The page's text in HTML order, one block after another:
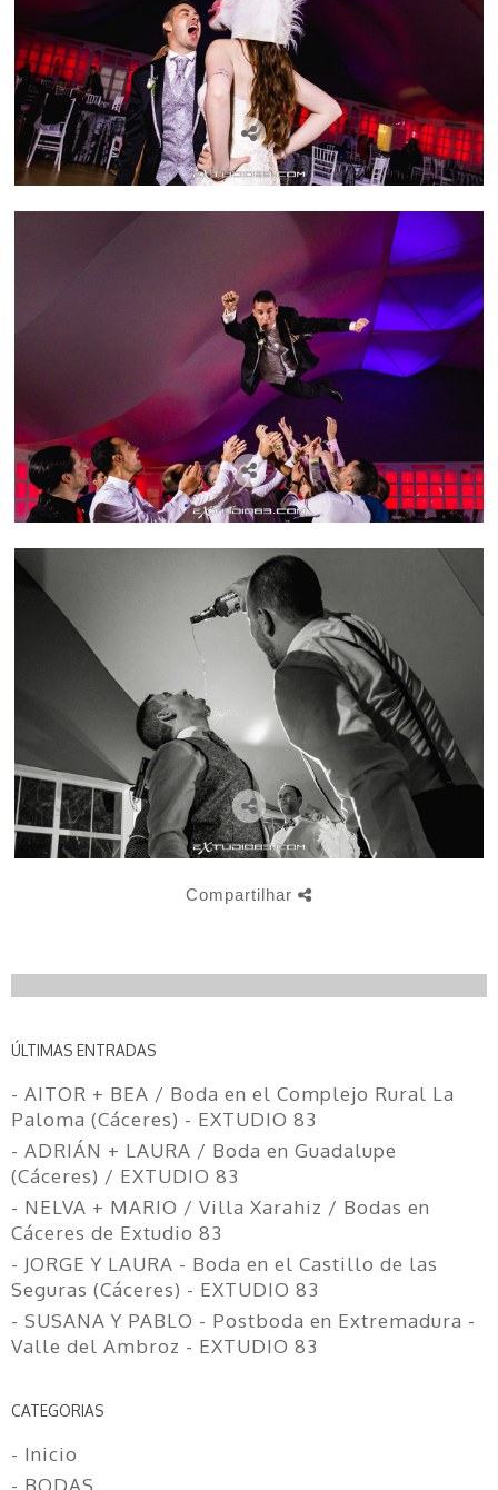
Compartilhar
ÚLTIMAS ENTRADAS
- AITOR + BEA / Boda en el Complejo Rural La
Paloma (Cáceres) - EXTUDIO 83
- ADRIÁN + LAURA / Boda en Guadalupe
(Cáceres) / EXTUDIO 83
- NELVA + MARIO / Villa Xarahiz / Bodas en
Cáceres de Extudio 83
- JORGE Y LAURA - Boda en el Castillo de las
Seguras (Cáceres) - EXTUDIO 83
- SUSANA Y PABLO - Postboda en Extremadura -
Valle del Ambroz - EXTUDIO 83
CATEGORIAS
- Inicio
- BODAS